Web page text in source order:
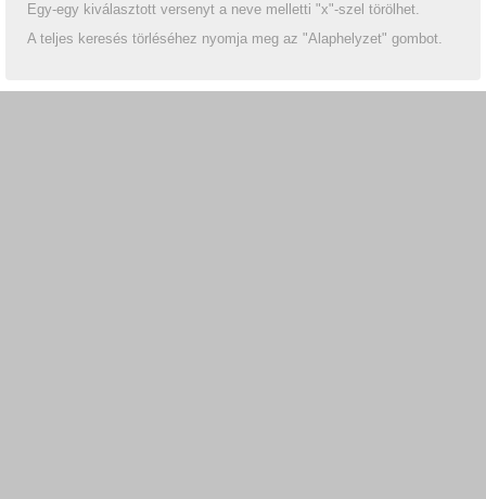
Egy-egy kiválasztott versenyt a neve melletti "x"-szel törölhet.
A teljes keresés törléséhez nyomja meg az "Alaphelyzet" gombot.